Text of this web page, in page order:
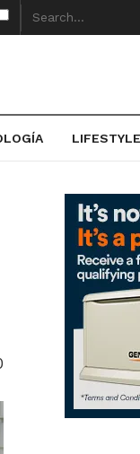
LIFESTYLE